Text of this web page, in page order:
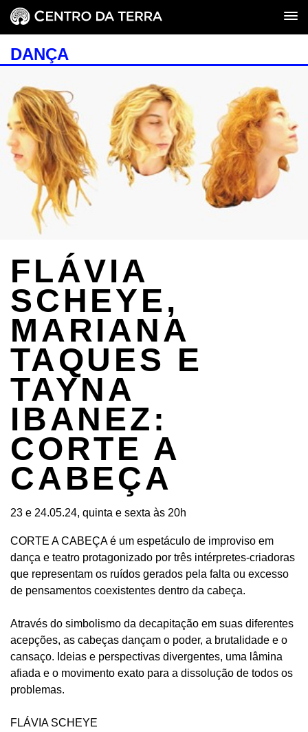
DANÇA
FLÁVIA
SCHEYE,
MARIANA
TAQUES E
TAYNA
IBANEZ:
CORTE A
CABEÇA
23 e 24.05.24, quinta e sexta às 20h
CORTE A CABEÇA é um espetáculo de improviso em
dança e teatro protagonizado por três intérpretes-criadoras
que representam os ruídos gerados pela falta ou excesso
de pensamentos coexistentes dentro da cabeça.
Através do simbolismo da decapitação em suas diferentes
acepções, as cabeças dançam o poder, a brutalidade e o
cansaço. Ideias e perspectivas divergentes, uma lâmina
afiada e o movimento exato para a dissolução de todos os
problemas.
FLÁVIA SCHEYE